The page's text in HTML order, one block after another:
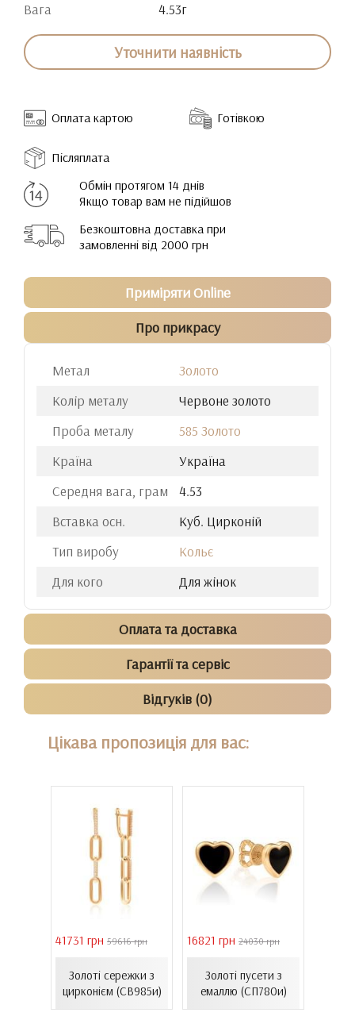
Вага
4.53г
Уточнити наявність
Оплата картою Готівкою
Післяплата
Обмін протягом 14 днів
Якщо товар вам не підійшов
Безкоштовна доставка при
замовленні від 2000 грн
Приміряти Online
Про прикрасу
Метал
Золото
Колір металу
Червоне золото
Проба металу
585 Золото
Країна
Україна
Середня вага, грам
4.53
Вставка осн.
Куб. Цирконій
Тип виробу
Кольє
Для кого
Для жінок
Оплата та доставка
Гарантії та сервіс
Відгуків (0)
Цікава пропозиція для вас:
41731 грн 59616 грн
Золоті сережки з
цирконієм (СВ985и)
16821 грн 24030 грн
Золоті пусети з
емаллю (СП780и)